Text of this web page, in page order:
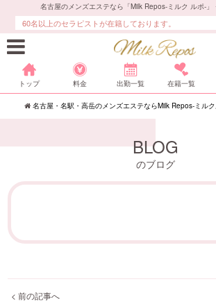
名古屋のメンズエステなら「Milk Repos-ミルク ルポ-
60名以上のセラピストが在籍しております。
トップ 料金 出勤一覧 在籍一覧
名古屋・名駅・高岳のメンズエステならMilk Repos-ミル
BLOG
のブログ
< 前の記事へ